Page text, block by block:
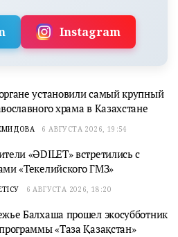
Instagram
установили самый крупный
храма в Казахстане
6 АВГУСТА 2026, 19:54
«ӘDILET» встретились с
«Текелийского ГМЗ»
6 АВГУСТА 2026, 18:20
Балхаша прошел экосубботник
«Таза Қазақстан»